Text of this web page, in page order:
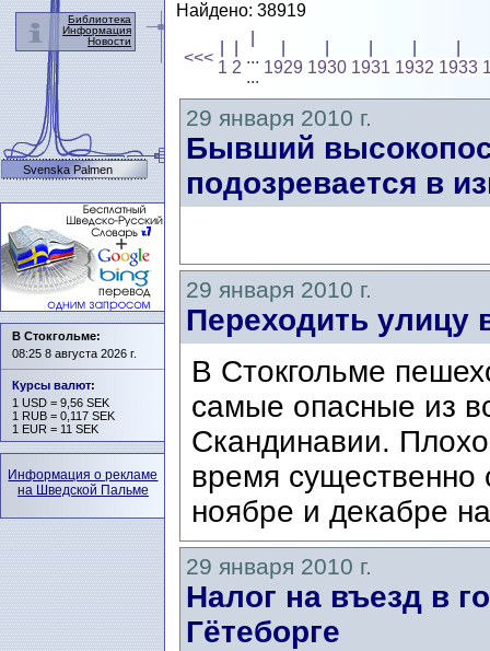
Найдено: 38919
<<<
1 2
...
...
1929 1930 1931 1932 1933
29 января 2010 г.
Бывший
подозревается в
29 января 2010 г.
Переходить улицу
В Стокгольме
самые опасные из
Скандинавии.
время существенно
ноябре и декабре
29 января 2010 г.
Налог на въезд в
Гётеборге
Библиотека
Информация
Новости
Svenska Palmen
В Стокгольме:
08:25 8 августа 2026 г.
Курсы валют:
1 USD = 9,56 SEK
1 RUB = 0,117 SEK
1 EUR = 11 SEK
Информация о рекламе
на Шведской Пальме